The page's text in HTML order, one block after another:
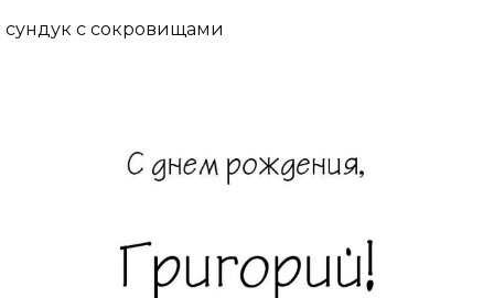
сундук с сокровищами